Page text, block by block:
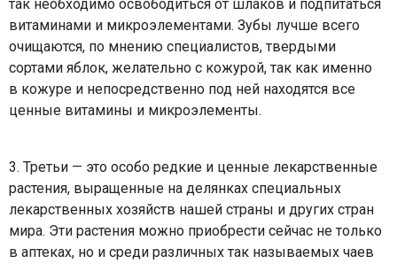
так необходимо освободиться от шлаков и подпитаться
витаминами и микроэлементами. Зубы лучше всего
очищаются, по мнению специалистов, твердыми
сортами яблок, желательно с кожурой, так как именно
в кожуре и непосредственно под ней находятся все
ценные витамины и микроэлементы.
3. Третьи — это особо редкие и ценные лекарственные
растения, выращенные на делянках специальных
лекарственных хозяйств нашей страны и других стран
мира. Эти растения можно приобрести сейчас не только
в аптеках, но и среди различных так называемых чаев